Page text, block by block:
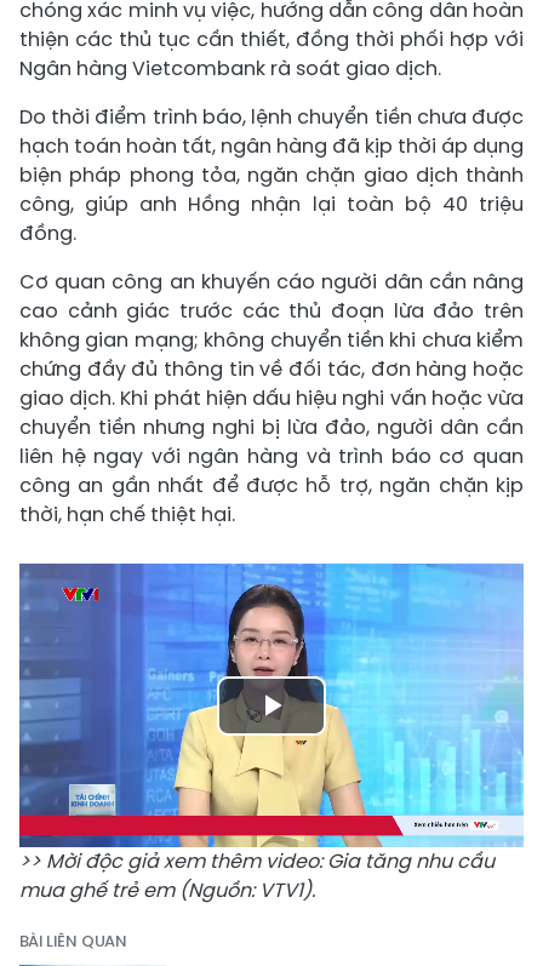
chóng xác minh vụ việc, hướng dẫn công dân hoàn
thiện các thủ tục cần thiết, đồng thời phối hợp với
Ngân hàng Vietcombank rà soát giao dịch.
Do thời điểm trình báo, lệnh chuyển tiền chưa được
hạch toán hoàn tất, ngân hàng đã kịp thời áp dụng
biện pháp phong tỏa, ngăn chặn giao dịch thành
công, giúp anh Hồng nhận lại toàn bộ 40 triệu
đồng.
Cơ quan công an khuyến cáo người dân cần nâng
cao cảnh giác trước các thủ đoạn lừa đảo trên
không gian mạng; không chuyển tiền khi chưa kiểm
chứng đầy đủ thông tin về đối tác, đơn hàng hoặc
giao dịch. Khi phát hiện dấu hiệu nghi vấn hoặc vừa
chuyển tiền nhưng nghi bị lừa đảo, người dân cần
liên hệ ngay với ngân hàng và trình báo cơ quan
công an gần nhất để được hỗ trợ, ngăn chặn kịp
thời, hạn chế thiệt hại.
Play
Video
>> Mời độc giả xem thêm video: Gia tăng nhu cầu
mua ghế trẻ em (Nguồn: VTV1).
BÀI LIÊN QUAN